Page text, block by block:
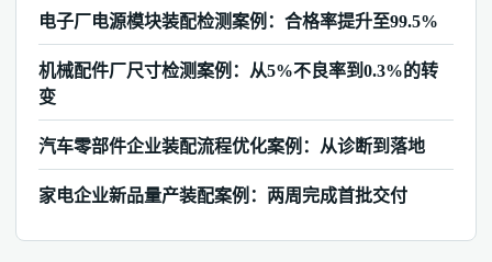
电子厂电源模块装配检测案例：合格率提升至99.5%
机械配件厂尺寸检测案例：从5%不良率到0.3%的转
变
汽车零部件企业装配流程优化案例：从诊断到落地
家电企业新品量产装配案例：两周完成首批交付